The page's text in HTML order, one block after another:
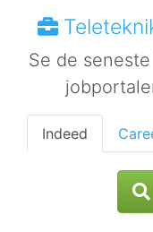
Se de
Indeed